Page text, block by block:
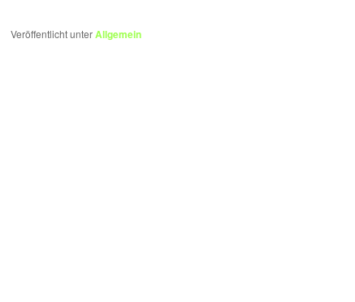
Veröffentlicht unterAllgemein